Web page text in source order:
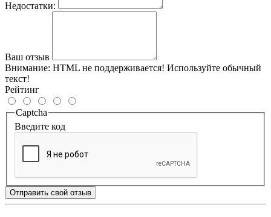
Недостатки:
Ваш отзыв
Внимание: HTML не поддерживается! Используйте обычный
текст!
Рейтинг
Captcha
Введите код
Отправить свой отзыв